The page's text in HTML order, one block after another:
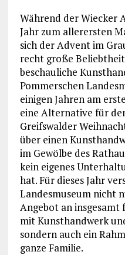
Während der Wiecker
Jahr zum allerersten
sich der Advent im
recht große
beschauliche
Pommerschen
einigen Jahren am
eine Alternative für
Greifswalder
über einen
im Gewölbe des
kein eigenes
hat. Für dieses Jahr
Landesmuseum nicht
Angebot an
mit Kunsthandwerk
sondern auch ein
ganze Familie.